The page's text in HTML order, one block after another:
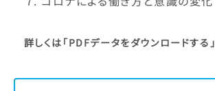
詳しくは 「PDFデータをダウンロードする」